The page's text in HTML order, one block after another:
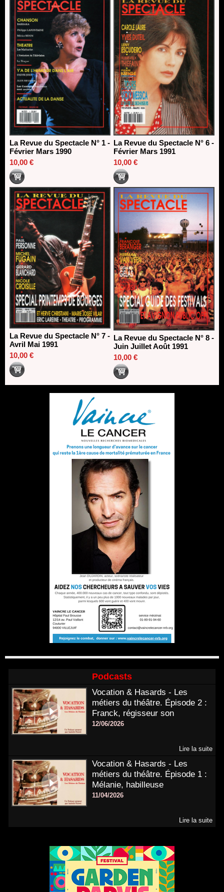
La Revue du Spectacle N° 1 -
Février Mars 1990
10,00 €
La Revue du Spectacle N° 6 -
Février Mars 1991
10,00 €
La Revue du Spectacle N° 7 -
Avril Mai 1991
10,00 €
La Revue du Spectacle N° 8 -
Juin Juillet Août 1991
10,00 €
Podcasts
Vocation & Hasards - Les
métiers du théâtre. Épisode 2 :
Franck, régisseur son
12/06/2026
Lire la suite
Vocation & Hasards - Les
métiers du théâtre. Épisode 1 :
Mélanie, habilleuse
11/04/2026
Lire la suite